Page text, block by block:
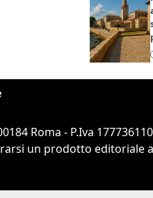
Roma - P.Iva
un prodotto editoriale